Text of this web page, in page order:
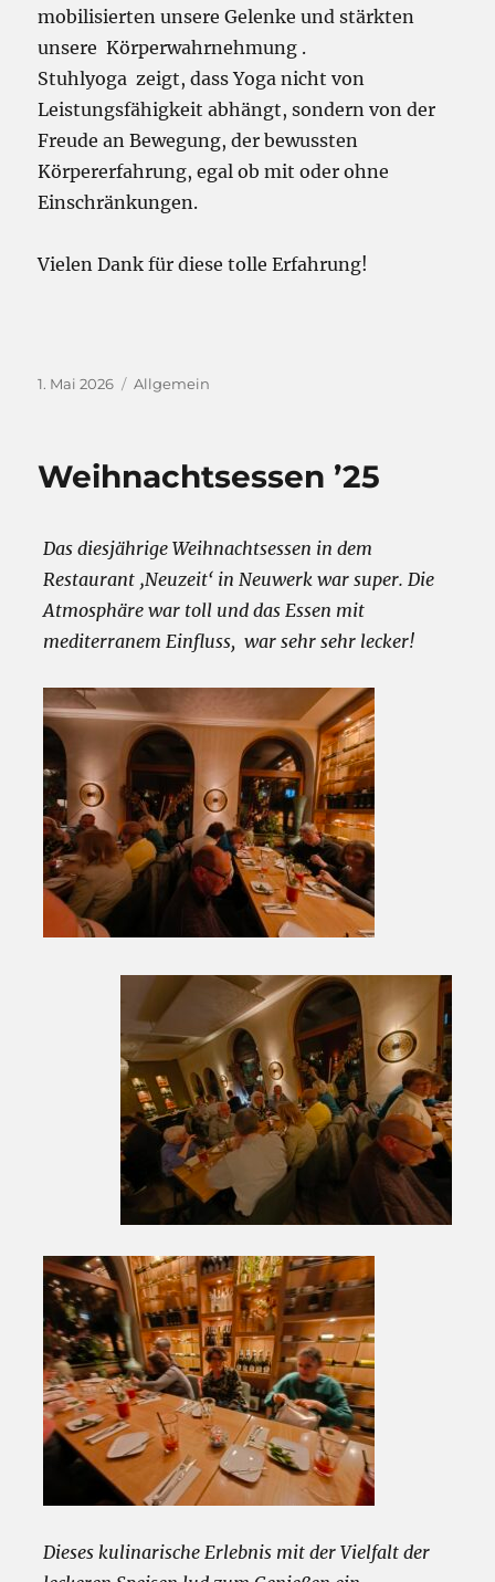
mobilisierten unsere Gelenke und stärkten
unsere Körperwahrnehmung .
Stuhlyoga zeigt, dass Yoga nicht von
Leistungsfähigkeit abhängt, sondern von der
Freude an Bewegung, der bewussten
Körpererfahrung, egal ob mit oder ohne
Einschränkungen.
Vielen Dank für diese tolle Erfahrung!
Veröffentlicht
1. Mai 2026 Kategorien
Allgemein
Weihnachtsessen ’25
Das diesjährige Weihnachtsessen in dem
Restaurant ‚Neuzeit‘ in Neuwerk war super. Die
Atmosphäre war toll und das Essen mit
mediterranem Einfluss, war sehr sehr lecker!
Dieses kulinarische Erlebnis mit der Vielfalt der